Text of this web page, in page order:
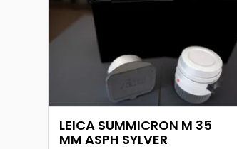
LEICA SUMMICRON M 35
MM ASPH SYLVER